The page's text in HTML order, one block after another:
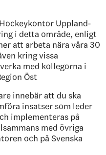
Uppland-
i detta område, enligt
att arbeta nära våra 30
kring vissa
med kollegorna i
Öst
innebär att du ska
insatser som leder
implementeras på
med övriga
och på Svenska